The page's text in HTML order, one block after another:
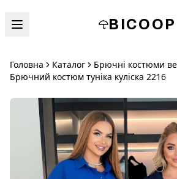
BICOOP
Головна Каталог
Брючні костюми
Брючний костюм туніка куліска 2216